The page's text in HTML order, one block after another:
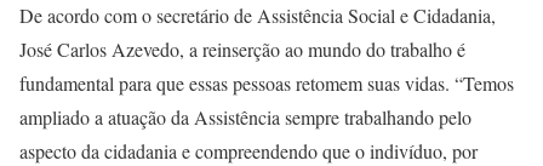
De acordo com o secretário de Assistência Social e Cidadania,
José Carlos Azevedo, a reinserção ao mundo do trabalho é
fundamental para que essas pessoas retomem suas vidas. “Temos
ampliado a atuação da Assistência sempre trabalhando pelo
aspecto da cidadania e compreendendo que o indivíduo, por